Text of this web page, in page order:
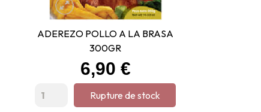
ADEREZO POLLO A LA BRASA
300GR
Prix
6,90 €
Rupture de stock